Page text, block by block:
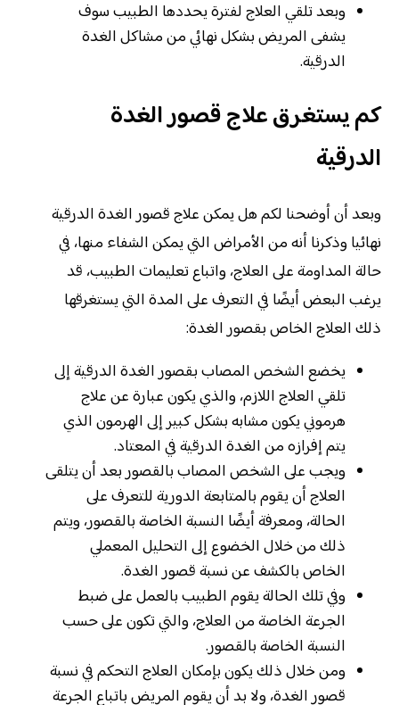
وبعد تلقي العلاج لفترة يحددها الطبيب سوف
يشفى المريض بشكل نهائي من مشاكل الغدة
الدرقية.
كم يستغرق علاج قصور الغدة
الدرقية
وبعد أن أوضحنا لكم هل يمكن علاج قصور الغدة الدرقية
نهائيا وذكرنا أنه من الأمراض التي يمكن الشفاء منها، في
حالة المداومة على العلاج، واتباع تعليمات الطبيب، قد
يرغب البعض أيضًا في التعرف على المدة التي يستغرقها
ذلك العلاج الخاص بقصور الغدة:
يخضع الشخص المصاب بقصور الغدة الدرقية إلى
تلقي العلاج اللازم، والذي يكون عبارة عن علاج
هرموني يكون مشابه بشكل كبير إلى الهرمون الذي
يتم إفرازه من الغدة الدرقية في المعتاد.
ويجب على الشخص المصاب بالقصور بعد أن يتلقى
العلاج أن يقوم بالمتابعة الدورية للتعرف على
الحالة، ومعرفة أيضًا النسبة الخاصة بالقصور، ويتم
ذلك من خلال الخضوع إلى التحليل المعملي
الخاص بالكشف عن نسبة قصور الغدة.
وفي تلك الحالة يقوم الطبيب بالعمل على ضبط
الجرعة الخاصة من العلاج، والتي تكون على حسب
النسبة الخاصة بالقصور.
ومن خلال ذلك يكون بإمكان العلاج التحكم في نسبة
قصور الغدة، ولا بد أن يقوم المريض باتباع الجرعة